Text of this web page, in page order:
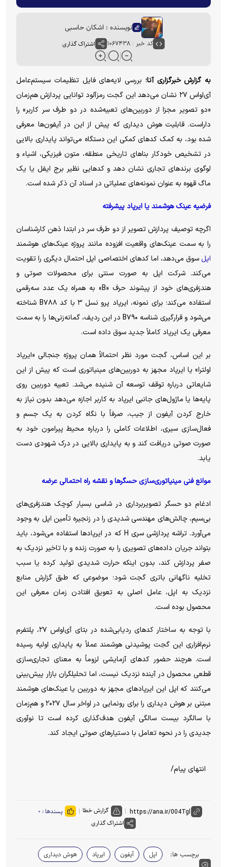
نویسنده : اشکان حاسبی
کد خبر : ۱۰۶۷۴۳۸ اشتراک گذاری
به گزارش خبرگزاری آنا؛ بررسی لایه‌های فایل تنظیمات سیستم‌عامل
آی‌اواس ۲۷ نشان می‌دهد این گجت رمزآلود توانایی پردازش هم‌زمان
«دو تصویر مجزا از دوربین‌های تعبیه‌شده در دو طرف سر کاربر» را
داراست. قابلیت هوش دیداری که پیش از این در آیفون‌ها معرفی
شده بود، به کمک کد‌های کمکی این دستگاه می‌تواند پایداری بالایی
در تشخیص خودکار بنا‌های تاریخی منطقه، متون فیزیکی، اشیاء و
لوگوی برند‌های تجاری نشان دهد و کد‌هایی نظیر برج ایفل یا یک
ماگ قهوه به عنوان نمونه‌های عملیاتی در اسناد آن ذکر شده است.
فرضیه عینک هوشمند یا ایرپاد پیشرفته
اگرچه توصیف پردازش تصویر از دو طرف سر در ابتدا ذهن کارشناسان
را به سمت عینک‌های واقعیت افزوده مانند پروژه عینک‌های هوشمند
اپل سوق می‌دهد، اما کد‌های اختصاصی اپل احتمال دیگری را تقویت
می‌کند. شرکت اپل به صورت سنتی برای محصولات صوتی و
هندزفری‌های خود از پیشوند حرف «B» به همراه یک عدد سه‌رقمی
استفاده می‌کند؛ برای نمونه، ایرپاد پرو نسل ۳ با کد B۷۸۸ شناخته
می‌شود و قرارگیری شناسه B۷۹۰ در این ردیف، گمانه‌زنی‌ها را به سمت
معرفی یک ایرپاد کاملاً جدید سوق داده است.
بر این اساس، گجت مورد نظر احتمالاً همان پروژه جنجالی «ایرپاد
اولترا» یا ایرپاد مجهز به دوربین‌های مینیاتوری است که پیش از این
شایعاتی درباره توقف توسعه آن شنیده می‌شد. تعبیه دوربین روی
پایه‌ها یا ماژول‌های جانبی ایرپاد به کاربر اجازه می‌دهد بدون نیاز به
خارج کردن آیفون از جیب، صرفاً با نگاه کردن به یک جسم و
فعال‌سازی سیری، اطلاعات کاملی را درباره محیط پیرامون خود به
صورت صوتی دریافت کند و به پایداری بالایی در درک شهودی دست
یابد.
موانع فنی مینیاتوری‌سازی حسگر‌ها و نقشه راه احتمالی عرضه
ادغام دو حسگر تصویربرداری در شاسی بسیار کوچک هندزفری‌های
بی‌سیم، چالش‌های مهندسی شدیدی را در زنجیره تأمین اپل به وجود
می‌آورد. تراشه پردازشی سری H که در ایرپاد‌ها استفاده می‌شود، باید
بتواند جریان داده‌های تصویری را به صورت زنده و با تاخیر نزدیک به
صفر پردازش کند، بدون اینکه حرارت شدیدی تولید کرده یا سبب
تخلیه ناگهانی باتری گجت شود؛ موضوعی که طبق گزارش منابع
نزدیک به اپل، عامل اصلی به تعویق افتادن زمان معرفی این
محصول بوده است.
با توجه به ساختار کد‌های ردیابی‌شده در بتای آی‌اواس ۲۷، پلتفرم
نرم‌افزاری این گجت پوشیدنی هوشمند عملاً به پایداری اولیه رسیده
است. هرچند حضور کد‌های آزمایشی لزوماً به معنای تجاری‌سازی
قطعی محصول در آینده نزدیک نیست، اما تحلیلگران بازار پیش‌بینی
می‌کنند که اپل این ایرپاد‌های مجهز به دوربین یا عینک‌های هوشمند
مبتنی بر هوش دیداری را برای رونمایی در اواخر سال ۲۰۲۷ و هم‌زمان
با سالگرد بیست سالگی آیفون هدف‌گذاری کرده است تا نوآوری
جدیدی را در نحوه تعامل با دستیار‌های صوتی ایجاد کند.
انتهای پیام/
گزارش خطا پسندها : ۰
اشتراک گذاری
برچسب ها: اپل آیفون ایرپاد هوش دیداری